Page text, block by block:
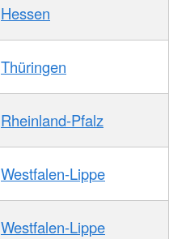
Hessen
Thüringen
Rheinland-Pfalz
Westfalen-Lippe
Westfalen-Lippe